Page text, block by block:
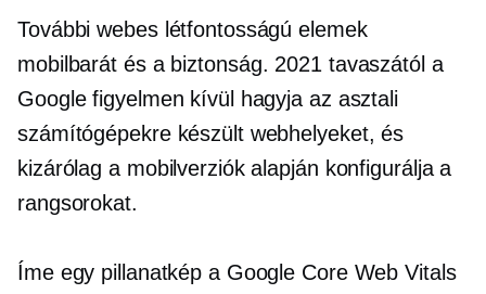
További webes létfontosságú elemek
mobilbarát és a biztonság. 2021 tavaszától a
Google figyelmen kívül hagyja az asztali
számítógépekre készült webhelyeket, és
kizárólag a mobilverziók alapján konfigurálja a
rangsorokat.
Íme egy pillanatkép a Google Core Web Vitals